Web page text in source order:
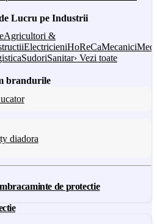
Lucru pe Industrii
Agricultori &
ElectricieniHoReCaMecanici
SudoriSanitar› Vezi toate
brandurile
de protectie